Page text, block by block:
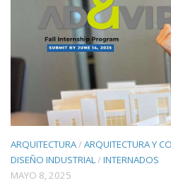
ARQUITECTURA/ARQUITECTURA Y
DISEÑO INDUSTRIAL/INTERNADOS
MAYO 8, 2025